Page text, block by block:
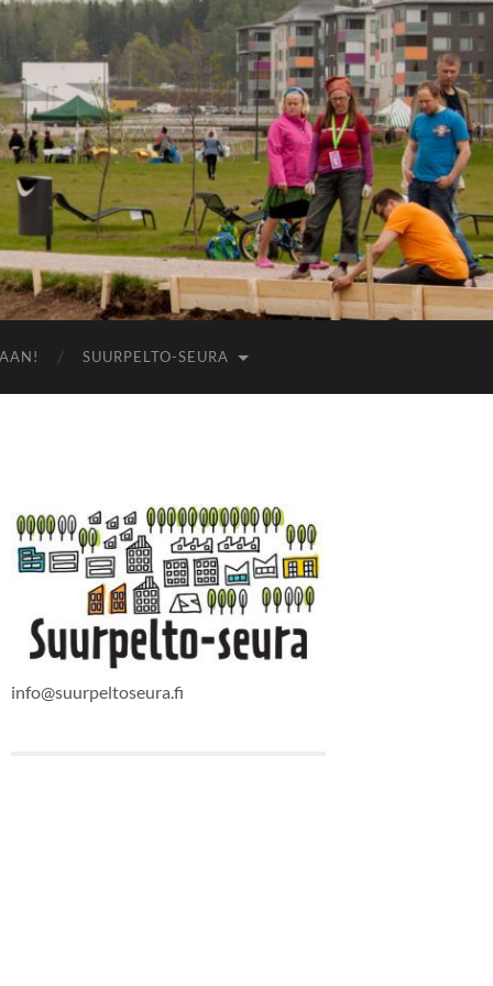
SUURPELTO-SEURA
info@suurpeltoseura.fi